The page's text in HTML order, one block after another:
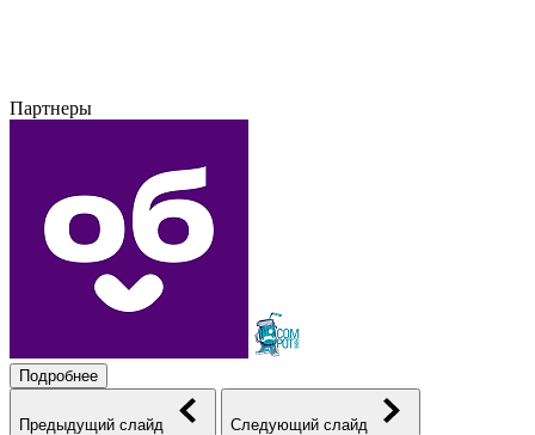
Партнеры
Подробнее
Предыдущий слайд Следующий слайд